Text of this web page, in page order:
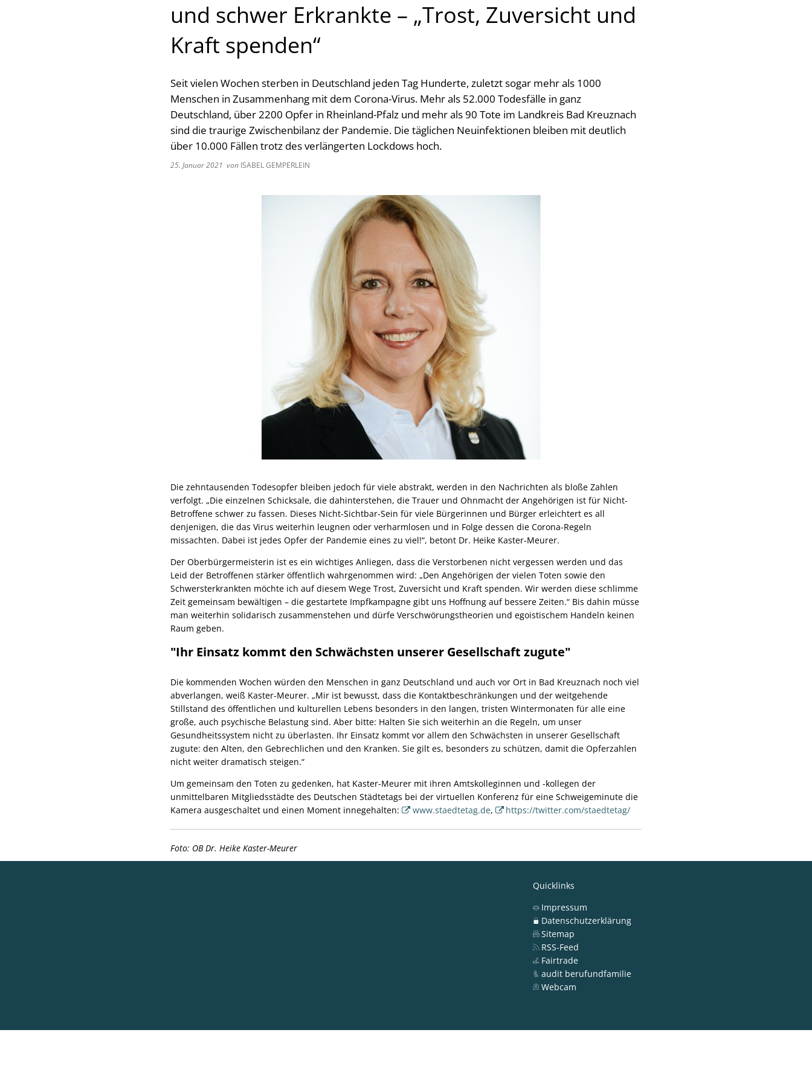
und schwer Erkrankte – „Trost, Zuversicht und
Kraft spenden“
Seit vielen Wochen sterben in Deutschland jeden Tag Hunderte, zuletzt sogar mehr als 1000
Menschen in Zusammenhang mit dem Corona-Virus. Mehr als 52.000 Todesfälle in ganz
Deutschland, über 2200 Opfer in Rheinland-Pfalz und mehr als 90 Tote im Landkreis Bad Kreuznach
sind die traurige Zwischenbilanz der Pandemie. Die täglichen Neuinfektionen bleiben mit deutlich
über 10.000 Fällen trotz des verlängerten Lockdows hoch.
25. Januar 2021 von ISABEL GEMPERLEIN
Die zehntausenden Todesopfer bleiben jedoch für viele abstrakt, werden in den Nachrichten als bloße Zahlen
verfolgt. „Die einzelnen Schicksale, die dahinterstehen, die Trauer und Ohnmacht der Angehörigen ist für Nicht-
Betroffene schwer zu fassen. Dieses Nicht-Sichtbar-Sein für viele Bürgerinnen und Bürger erleichtert es all
denjenigen, die das Virus weiterhin leugnen oder verharmlosen und in Folge dessen die Corona-Regeln
missachten. Dabei ist jedes Opfer der Pandemie eines zu viel!“, betont Dr. Heike Kaster-Meurer.
Der Oberbürgermeisterin ist es ein wichtiges Anliegen, dass die Verstorbenen nicht vergessen werden und das
Leid der Betroffenen stärker öffentlich wahrgenommen wird: „Den Angehörigen der vielen Toten sowie den
Schwersterkrankten möchte ich auf diesem Wege Trost, Zuversicht und Kraft spenden. Wir werden diese schlimme
Zeit gemeinsam bewältigen – die gestartete Impfkampagne gibt uns Hoffnung auf bessere Zeiten.“ Bis dahin müsse
man weiterhin solidarisch zusammenstehen und dürfe Verschwörungstheorien und egoistischem Handeln keinen
Raum geben.
"Ihr Einsatz kommt den Schwächsten unserer Gesellschaft zugute"
Die kommenden Wochen würden den Menschen in ganz Deutschland und auch vor Ort in Bad Kreuznach noch viel
abverlangen, weiß Kaster-Meurer. „Mir ist bewusst, dass die Kontaktbeschränkungen und der weitgehende
Stillstand des öffentlichen und kulturellen Lebens besonders in den langen, tristen Wintermonaten für alle eine
große, auch psychische Belastung sind. Aber bitte: Halten Sie sich weiterhin an die Regeln, um unser
Gesundheitssystem nicht zu überlasten. Ihr Einsatz kommt vor allem den Schwächsten in unserer Gesellschaft
zugute: den Alten, den Gebrechlichen und den Kranken. Sie gilt es, besonders zu schützen, damit die Opferzahlen
nicht weiter dramatisch steigen.“
Um gemeinsam den Toten zu gedenken, hat Kaster-Meurer mit ihren Amtskolleginnen und -kollegen der
unmittelbaren Mitgliedsstädte des Deutschen Städtetags bei der virtuellen Konferenz für eine Schweigeminute die
Kamera ausgeschaltet und einen Moment innegehalten:
www.staedtetag.de, https://twitter.com/staedtetag/
Foto: OB Dr. Heike Kaster-Meurer
Quicklinks
Impressum
Datenschutzerklärung
Sitemap
RSS-Feed
Fairtrade
audit berufundfamilie
Webcam